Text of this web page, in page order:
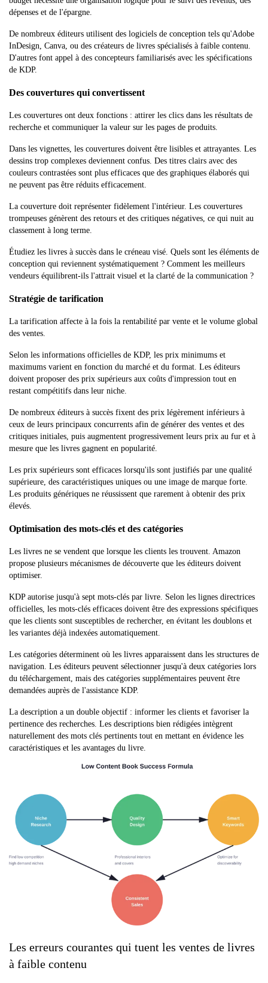
dépenses et de l'épargne.
De nombreux éditeurs utilisent des logiciels de conception tels qu'Adobe
InDesign, Canva, ou des créateurs de livres spécialisés à faible contenu.
D'autres font appel à des concepteurs familiarisés avec les spécifications
de KDP.
Des couvertures qui convertissent
Les couvertures ont deux fonctions : attirer les clics dans les résultats de
recherche et communiquer la valeur sur les pages de produits.
Dans les vignettes, les couvertures doivent être lisibles et attrayantes. Les
dessins trop complexes deviennent confus. Des titres clairs avec des
couleurs contrastées sont plus efficaces que des graphiques élaborés qui
ne peuvent pas être réduits efficacement.
La couverture doit représenter fidèlement l'intérieur. Les couvertures
trompeuses génèrent des retours et des critiques négatives, ce qui nuit au
classement à long terme.
Étudiez les livres à succès dans le créneau visé. Quels sont les éléments de
conception qui reviennent systématiquement ? Comment les meilleurs
vendeurs équilibrent-ils l'attrait visuel et la clarté de la communication ?
Stratégie de tarification
La tarification affecte à la fois la rentabilité par vente et le volume global
des ventes.
Selon les informations officielles de KDP, les prix minimums et
maximums varient en fonction du marché et du format. Les éditeurs
doivent proposer des prix supérieurs aux coûts d'impression tout en
restant compétitifs dans leur niche.
De nombreux éditeurs à succès fixent des prix légèrement inférieurs à
ceux de leurs principaux concurrents afin de générer des ventes et des
critiques initiales, puis augmentent progressivement leurs prix au fur et à
mesure que les livres gagnent en popularité.
Les prix supérieurs sont efficaces lorsqu'ils sont justifiés par une qualité
supérieure, des caractéristiques uniques ou une image de marque forte.
Les produits génériques ne réussissent que rarement à obtenir des prix
élevés.
Optimisation des mots-clés et des catégories
Les livres ne se vendent que lorsque les clients les trouvent. Amazon
propose plusieurs mécanismes de découverte que les éditeurs doivent
optimiser.
KDP autorise jusqu'à sept mots-clés par livre. Selon les lignes directrices
officielles, les mots-clés efficaces doivent être des expressions spécifiques
que les clients sont susceptibles de rechercher, en évitant les doublons et
les variantes déjà indexées automatiquement.
Les catégories déterminent où les livres apparaissent dans les structures de
navigation. Les éditeurs peuvent sélectionner jusqu'à deux catégories lors
du téléchargement, mais des catégories supplémentaires peuvent être
demandées auprès de l'assistance KDP.
La description a un double objectif : informer les clients et favoriser la
pertinence des recherches. Les descriptions bien rédigées intègrent
naturellement des mots clés pertinents tout en mettant en évidence les
caractéristiques et les avantages du livre.
Les erreurs courantes qui tuent les ventes de livres
à faible contenu